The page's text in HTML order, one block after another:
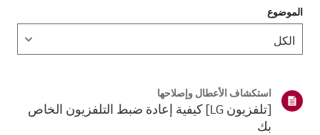
الموضوع
استكشاف الأعطال وإصلاحها
[تلفزيون LG] كيفية إعادة ضبط التلفزيون الخاص
بك